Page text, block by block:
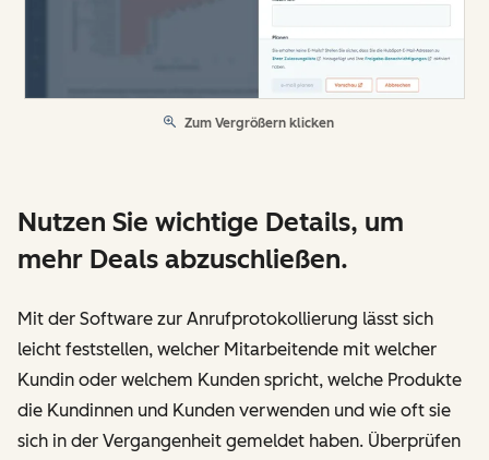
Zum Vergrößern klicken
Nutzen Sie wichtige Details, um
mehr Deals abzuschließen.
Mit der Software zur Anrufprotokollierung lässt sich
leicht feststellen, welcher Mitarbeitende mit welcher
Kundin oder welchem Kunden spricht, welche Produkte
die Kundinnen und Kunden verwenden und wie oft sie
sich in der Vergangenheit gemeldet haben. Überprüfen